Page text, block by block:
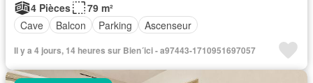
4 Pièces
79 m²
Cave
Balcon Parking Ascenseur
Il y a 4 jours, 14 heures sur Bien´ici - a97443-1710951697057